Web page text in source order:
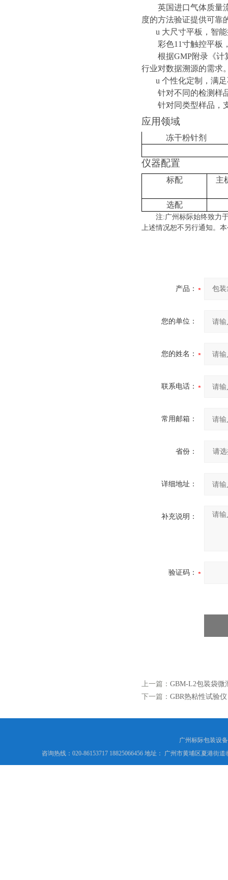
英国进口气体质量
度的方法验证提供可靠
u 大尺寸平板，智
彩色11寸触控平板
根据GMP附录 《
行业对数据溯源的需求
u 个性化定制，满
针对不同的检测样
针对同类型样品，
应用领域
冻干粉针剂
仪器配置
标配 主
选配
注:广州标际始终致力
上述情况恕不另行通知。
产品：
您的单位：
您的姓名：
联系电话：
常用邮箱：
省份：
详细地址：
补充说明：
验证码：
上一篇： GBM-L2包装袋微
下一篇： GBR热粘性试验仪
广州标际包装设
咨询热线：020-86153717 18825066456 地址： 广州市黄埔区夏港街